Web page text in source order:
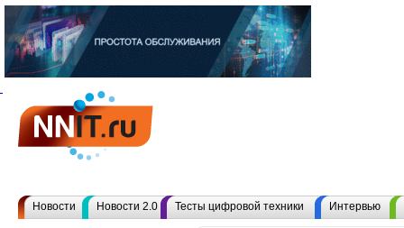
Новости Новости 2.0 Тесты цифровой техники Интервью